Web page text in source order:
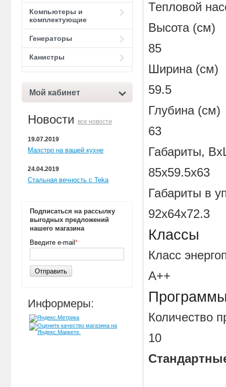
Компьютеры и
комплектующие
Генераторы
Канистры
Мой кабинет
Новости все новости
19.07.2019
Маэстро на вашей кухне
24.04.2019
Стальная вечность с Teka
Подписаться на рассылку
выгодных предложений
нашего магазина
Введите e-mail *
Отправить
Информеры:
Тепловой
Высота
85
Ширина
59.5
Глубина
63
Габариты,
85х59.5х63
Габариты в
92х64х72.3
Классы
Класс
A++
10